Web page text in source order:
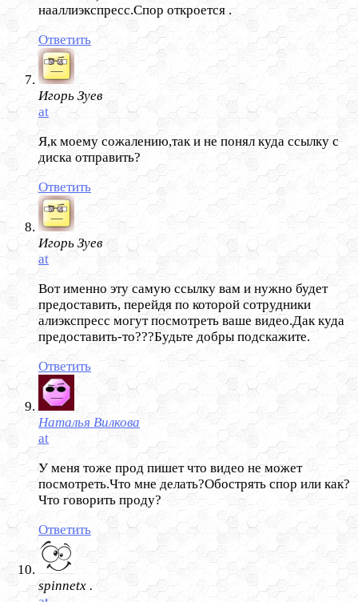
нааллиэкспресс.Спор откроется .
Ответить
Игорь Зуев
at
Я,к моему сожалению,так и не понял куда ссылку с
диска отправить?
Ответить
Игорь Зуев
at
Вот именно эту самую ссылку вам и нужно будет
предоставить, перейдя по которой сотрудники
алиэкспресс могут посмотреть ваше видео.Дак куда
предоставить-то???Будьте добры подскажите.
Ответить
Наталья Вилкова
at
У меня тоже прод пишет что видео не может
посмотреть.Что мне делать?Обострять спор или как?
Что говорить проду?
Ответить
spinnetx .